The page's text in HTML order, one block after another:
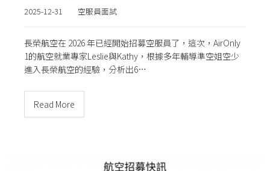
2025-12-31 空服員面試
長榮航空在 2026 年已經開始招募空服員了，這次，AirOnly
1的航空就業專家Leslie與Kathy，根據多年輔導準空姐空少
進入長榮航空的經驗，分析出6…
Read More